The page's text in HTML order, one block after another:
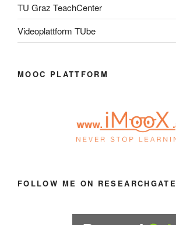
TU Graz TeachCenter
Videoplattform TUbe
MOOC PLATTFORM
FOLLOW ME ON RESEARCHGATE